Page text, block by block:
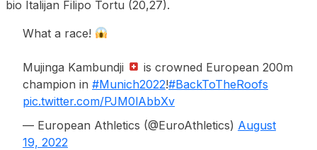
bio Italijan Filipo Tortu (20,27).
What a race!
Mujinga Kambundji
is crowned European 200m
champion in #Munich2022!#BackToTheRoofs
pic.twitter.com/PJM0lAbbXv
— European Athletics (@EuroAthletics) August
19, 2022